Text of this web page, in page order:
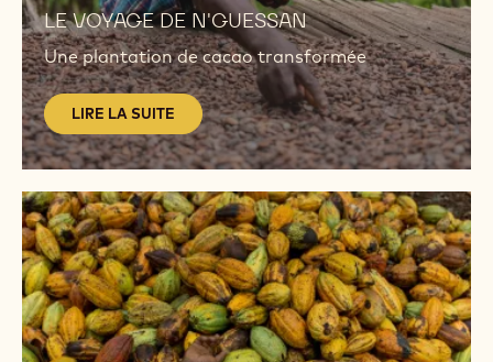
LE VOYAGE DE N'GUESSAN
Une plantation de cacao transformée
LIRE LA SUITE
LA
SUITE
LIRE
LA
SUITE